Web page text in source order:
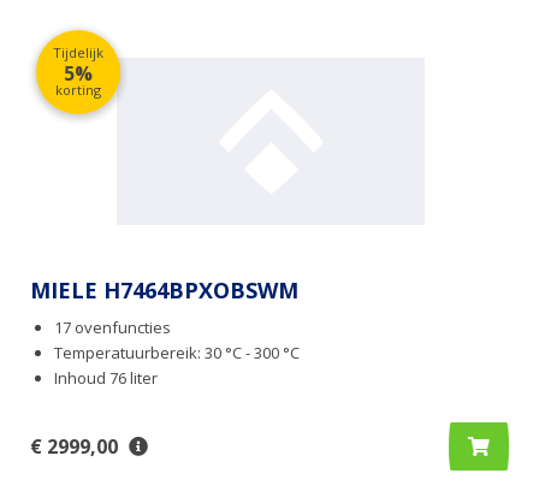
Tijdelijk
5%
korting
MIELE H7464BPXOBSWM
17 ovenfuncties
Temperatuurbereik: 30 °C - 300 °C
Inhoud 76 liter
€ 2999,00